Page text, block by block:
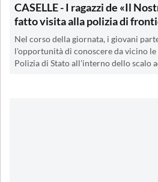
CASELLE - I ragazzi de «Il
fatto visita alla polizia di
Nel corso della giornata, i giovani
l'opportunità di conoscere da vicino
Polizia di Stato all'interno dello scalo